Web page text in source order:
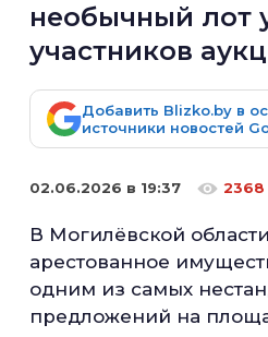
необычный лот
участников
Добавить Blizko.by в
источники новостей
02.06.2026 в 19:37 2368
В Могилёвской
арестованное
одним из самых
предложений на